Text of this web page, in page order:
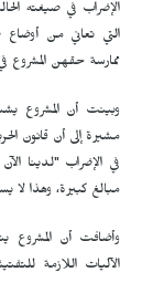
الإضراب في صيغته
التي تعاني من
ممارسة حقهن المشروع
وبينت أن المشروع
مشيرة إلى أن قانون
في الإضراب "لدينا
مبالغ كبيرة، وهذا لا
وأضافت أن المشروع
الآليات اللازمة